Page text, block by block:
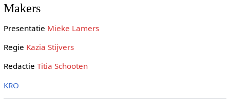
Makers
Presentatie Mieke Lamers
Regie Kazia Stijvers
Redactie Titia Schooten
KRO